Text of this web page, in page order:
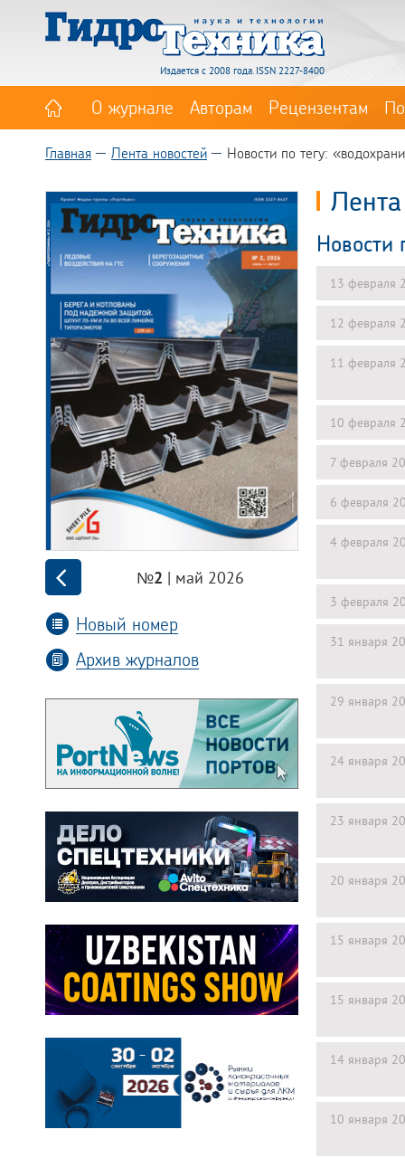
Издается с 2008 года. ISSN 2227-8400
О журнале Авторам Рецензентам
Главная Лента новостей Новости по тегу:
№2 | май 2026
Новый номер
Архив журналов
Новости
13 февраля
12 февраля
11 февраля
10 февраля
7 февраля
6 февраля
4 февраля
3 февраля
31 января
29 января
24 января
23 января
20 января
15 января
15 января
14 января
10 января